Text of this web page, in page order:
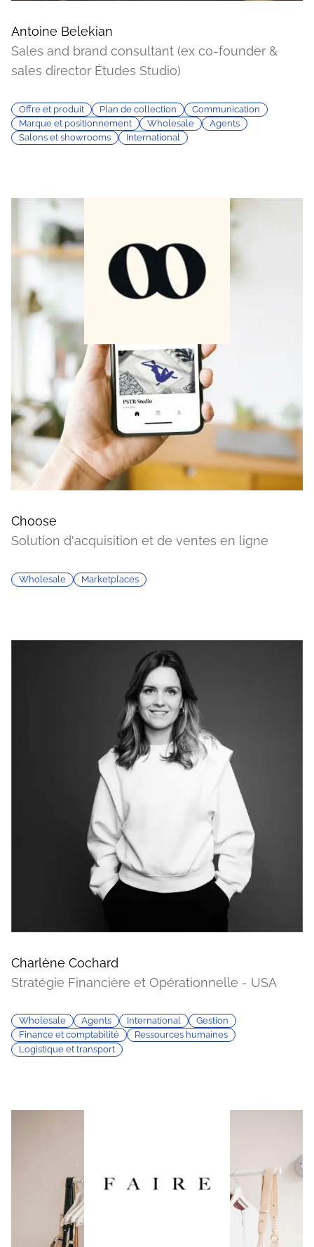
Antoine Belekian
Sales and brand consultant (ex co-founder &
sales director Études Studio)
Offre et produit Plan de collection
Communication
Marque et positionnement
Wholesale
Agents
Salons et showrooms
International
Choose
Solution d'acquisition et de ventes en ligne
Wholesale Marketplaces
Charlène Cochard
Stratégie Financière et Opérationnelle - USA
Wholesale Agents International
Gestion
Finance et comptabilité
Ressources humaines
Logistique et transport